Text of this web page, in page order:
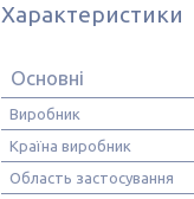
Характеристики
Основні
Виробник
Країна виробник
Область застосування